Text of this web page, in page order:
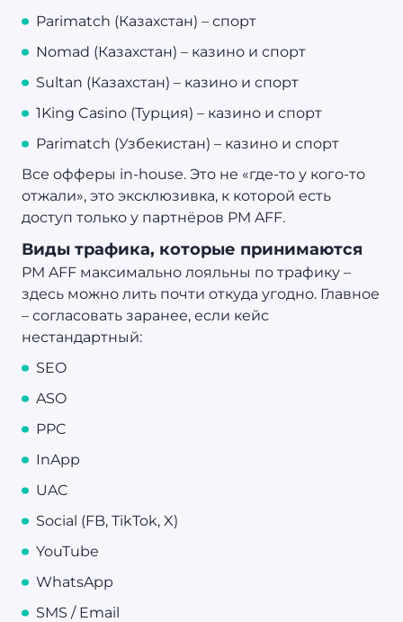
Parimatch (Казахстан) – спорт
Nomad (Казахстан) – казино и спорт
Sultan (Казахстан) – казино и спорт
1King Casino (Турция) – казино и спорт
Parimatch (Узбекистан) – казино и спорт
Все офферы in-house. Это не «где-то у кого-то
отжали», это эксклюзивка, к которой есть
доступ только у партнёров PM AFF.
Виды трафика, которые принимаются
PM AFF максимально лояльны по трафику –
здесь можно лить почти откуда угодно. Главное
– согласовать заранее, если кейс
нестандартный:
SEO
ASO
PPC
InApp
UAC
Social (FB, TikTok, X)
YouTube
WhatsApp
SMS / Email